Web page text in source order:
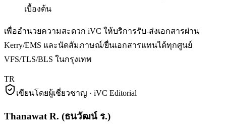
เบื้องต้น
เพื่ออำนวยความสะดวก iVC ให้บริการรับ-ส่งเอกสารผ่าน
Kerry/EMS และนัดสัมภาษณ์/ยื่นเอกสารแทนได้ทุกศูนย์
VFS/TLS/BLS ในกรุงเทพ
TR
เขียนโดยผู้เชี่ยวชาญ · iVC Editorial
Thanawat R. (ธนวัฒน์ ร.)